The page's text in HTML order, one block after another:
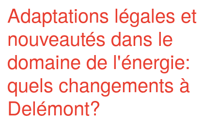
Adaptations légales et
nouveautés dans le
domaine de l'énergie:
quels changements à
Delémont?